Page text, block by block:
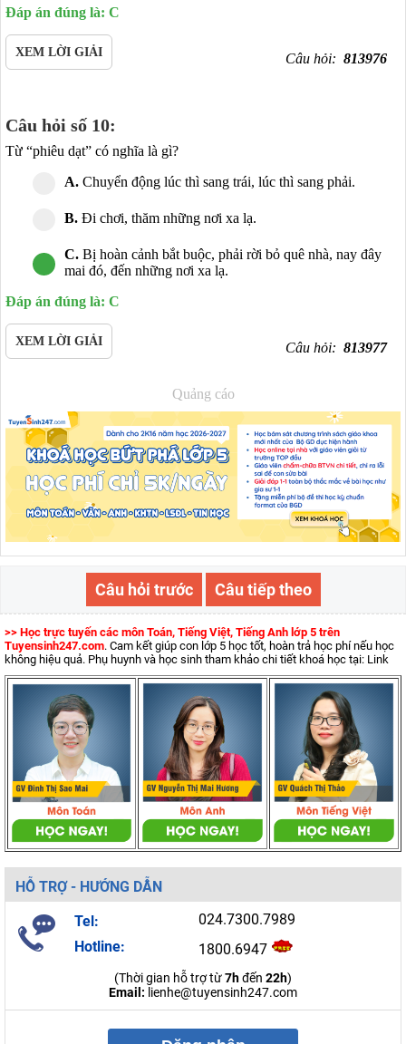
Đáp án đúng là: C
XEM LỜI GIẢI Câu hỏi: 813976
Câu hỏi số 10:
Từ “phiêu dạt” có nghĩa là gì?
A. Chuyển động lúc thì sang trái, lúc thì sang phải.
B. Đi chơi, thăm những nơi xa lạ.
C. Bị hoàn cảnh bắt buộc, phải rời bỏ quê nhà, nay đây
mai đó, đến những nơi xa lạ.
Đáp án đúng là: C
XEM LỜI GIẢI Câu hỏi: 813977
Quảng cáo
Câu hỏi trước Câu tiếp theo
>> Học trực tuyến các môn Toán, Tiếng Việt, Tiếng Anh lớp 5 trên
Tuyensinh247.com. Cam kết giúp con lớp 5 học tốt, hoàn trả học phí nếu học
không hiệu quả. Phụ huynh và học sinh tham khảo chi tiết khoá học tại: Link
HỖ TRỢ - HƯỚNG DẪN
Tel:
024.7300.7989
Hotline:
1800.6947
(Thời gian hỗ trợ từ7hđến 22h)
Email: lienhe@tuyensinh247.com